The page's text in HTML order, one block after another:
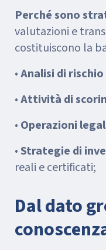
Perché sono
valutazioni e
costituiscono la
•Analisi di rischio
•Attività di
• Operazioni
•Strategie di
reali e certificati;
Dal dato